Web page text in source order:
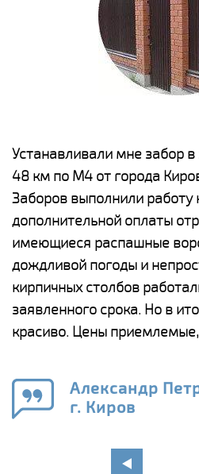
Устанавливали мне забор
48 км по М4 от города
Заборов выполнили
дополнительной оплаты
имеющиеся распашные
дождливой погоды и
кирпичных столбов
заявленного срока. Но в
красиво. Цены
Александр
г. Киров